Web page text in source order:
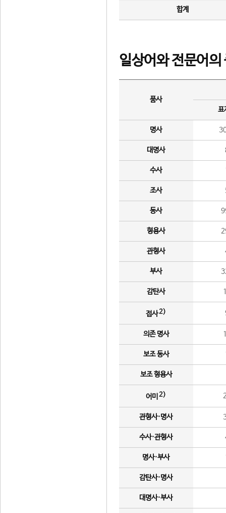
합계
일상어와 전문어의
품사
표
명사
대명사
수사
조사
동사
형용사
관형사
부사
감탄사
접사2)
의존 명사
보조 동사
보조 형용사
어미 2)
관형사·명사
수사·관형사
명사·부사
감탄사·명사
대명사·부사